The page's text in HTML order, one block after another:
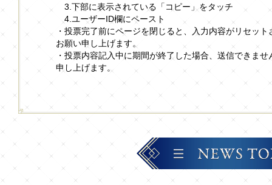
3.下部に表示されている「コピー」をタッチ
4.ユーザーID欄にペースト
・投票完了前にページを閉じると、入力内容がリセッ
お願い申し上げます。
・投票内容記入中に期間が終了した場合、送信できま
申し上げます。